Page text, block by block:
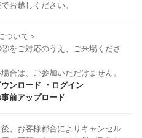
お越しください。
ついて＞
をご対応のうえ、ご来場くださ
合は、ご参加いただけません。
ンロード ・ログイン
前アップロード
、お客様都合によりキャンセル